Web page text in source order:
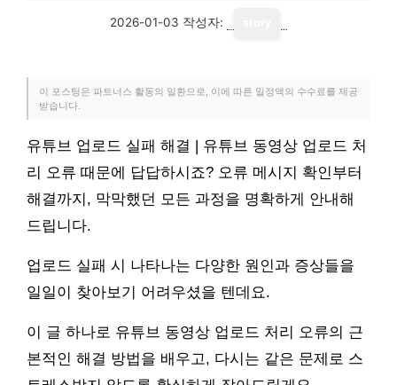
2026-01-03 작성자:
이 포스팅은 파트너스 활동의 일환으로, 이에 따른 일정액의 수수료를 제공
받습니다.
유튜브 업로드 실패 해결 | 유튜브 동영상 업로드 처
리 오류 때문에 답답하시죠? 오류 메시지 확인부터
해결까지, 막막했던 모든 과정을 명확하게 안내해
드립니다.
업로드 실패 시 나타나는 다양한 원인과 증상들을
일일이 찾아보기 어려우셨을 텐데요.
이 글 하나로 유튜브 동영상 업로드 처리 오류의 근
본적인 해결 방법을 배우고, 다시는 같은 문제로 스